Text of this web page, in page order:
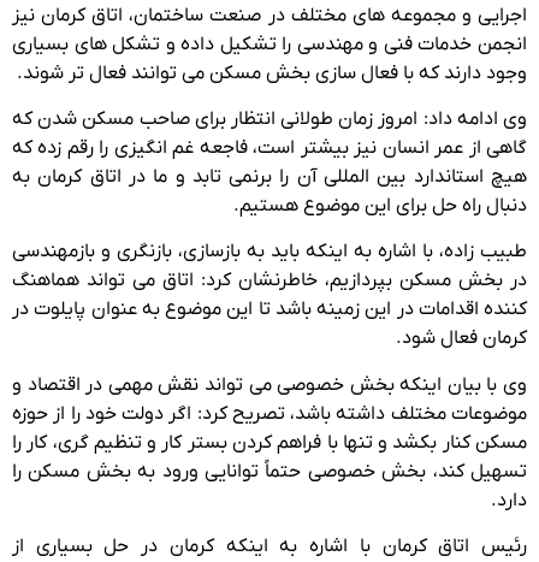
اجرایی و مجموعه های مختلف در صنعت ساختمان، اتاق کرمان نیز
انجمن خدمات فنی و مهندسی را تشکیل داده و تشکل های بسیاری
وجود دارند که با فعال سازی بخش مسکن می توانند فعال تر شوند.
وی ادامه داد: امروز زمان طولانی انتظار برای صاحب مسکن شدن که
گاهی از عمر انسان نیز بیشتر است، فاجعه غم انگیزی را رقم زده که
هیچ استاندارد بین المللی آن را برنمی تابد و ما در اتاق کرمان به
دنبال راه حل برای این موضوع هستیم.
طبیب زاده، با اشاره به اینکه باید به بازسازی، بازنگری و بازمهندسی
در بخش مسکن بپردازیم، خاطرنشان کرد: اتاق می تواند هماهنگ
کننده اقدامات در این زمینه باشد تا این موضوع به عنوان پایلوت در
کرمان فعال شود.
وی با بیان اینکه بخش خصوصی می تواند نقش مهمی در اقتصاد و
موضوعات مختلف داشته باشد، تصریح کرد: اگر دولت خود را از حوزه
مسکن کنار بکشد و تنها با فراهم کردن بستر کار و تنظیم گری، کار را
تسهیل کند، بخش خصوصی حتماً توانایی ورود به بخش مسکن را
دارد.
رئیس اتاق کرمان با اشاره به اینکه کرمان در حل بسیاری از